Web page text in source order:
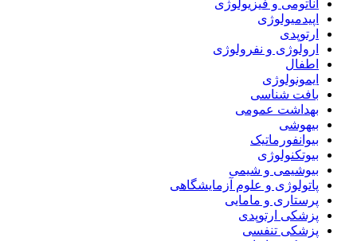
آناتومی و فیزیولوژی
اپیدمیولوژی
ارتوپدی
ارولوژی و نفرولوژی
اطفال
ایمونولوژی
بافت شناسی
بهداشت عمومی
بیهوشی
بیوانفورماتیک
بیوتکنولوژی
بیوشیمی و شیمی
پاتولوژی و علوم آزمایشگاهی
پرستاری و مامایی
پزشکی ارتوپدی
پزشکی تنفسی